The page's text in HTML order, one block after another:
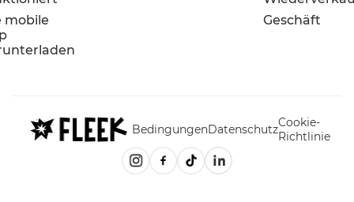
mobile
Geschäft
BedingungenDatenschutzCookie-
Richtlinie